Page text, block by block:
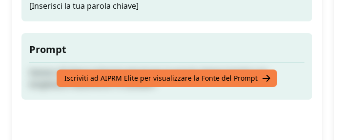
[Inserisci la tua parola chiave]
Prompt
Genera 20 diversi titoli di articoli per la parola chiave inserita con
lunghezza massima di 75 caratteri
Iscriviti ad AIPRM Elite per visualizzare la Fonte del Prompt